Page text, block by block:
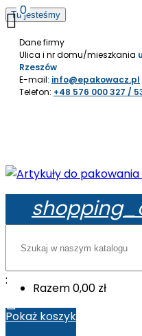
Tu jesteśmy
Dane firmy
Ulica i nr domu/mieszkania
Rzeszów
E-mail: info@epakowacz.pl
Telefon: +48 576 000 327 /
0
0,00 zł
W koszyku nie ma
Razem0,00 zł
Pokaż koszyk

:
